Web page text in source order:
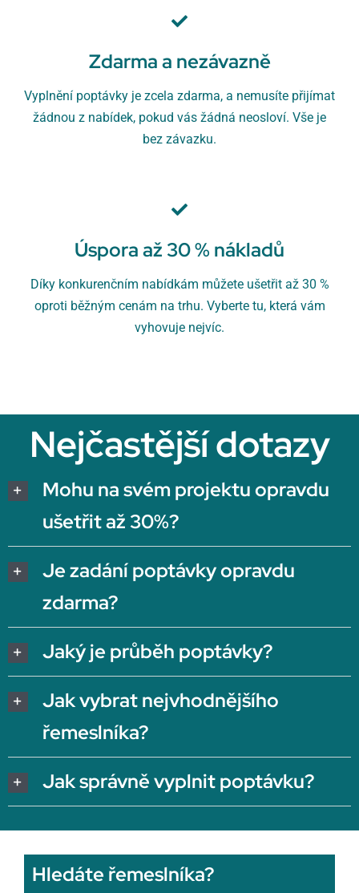
Zdarma a nezávazně
Vyplnění poptávky je zcela zdarma, a nemusíte přijímat
žádnou z nabídek, pokud vás žádná neosloví. Vše je
bez závazku.
Úspora až 30 % nákladů
Díky konkurenčním nabídkám můžete ušetřit až 30 %
oproti běžným cenám na trhu. Vyberte tu, která vám
vyhovuje nejvíc.
Nejčastější dotazy
Mohu na svém projektu opravdu
ušetřit až 30%?
Je zadání poptávky opravdu
zdarma?
Jaký je průběh poptávky?
Jak vybrat nejvhodnějšího
řemeslníka?
Jak správně vyplnit poptávku?
Hledáte řemeslníka?